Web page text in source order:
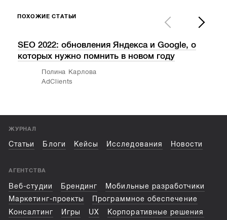
ПОХОЖИЕ СТАТЬИ
SEO 2022: обновления Яндекса и Google, о
которых нужно помнить в новом году
Полина Карлова
AdClients
ЖУРНАЛ
Статьи Блоги Кейсы Исследования Новости
АГЕНТСТВА
Веб-студии Брендинг
Мобильные разработчики
Маркетинг-проекты
Программное обеспечение
Консалтинг
Игры UX
Корпоративные решения